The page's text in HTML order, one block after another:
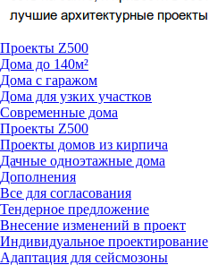
Проекты Z500
Дома до 140м²
Дома с гаражом
Дома для узких участков
Современные дома
Проекты Z500
Проекты домов из кирпича
Дачные одноэтажные дома
Дополнения
Все для согласования
Тендерное предложение
Внесение изменений в проект
Индивидуальное проектирование
Адаптация для сейсмозоны